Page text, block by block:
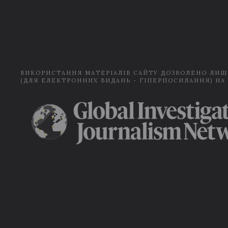
ВИКОРИСТАННЯ МАТЕРІАЛІВ САЙТУ ДОЗВОЛЕНО
(ДЛЯ ЕЛЕКТРОННИХ ВИДАНЬ - ГІПЕРПОСИЛАННЯ) НА